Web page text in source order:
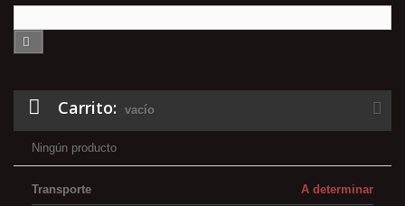
Carrito: vacío
Ningún producto
A determinar
Transporte